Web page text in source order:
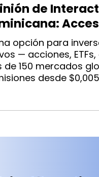
de
opción para
— acciones,
de 150 mercados
desde